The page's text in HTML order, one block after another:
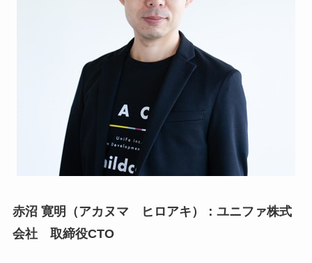
赤沼 寛明（アカヌマ ヒロアキ）：ユニファ株式
会社 取締役CTO